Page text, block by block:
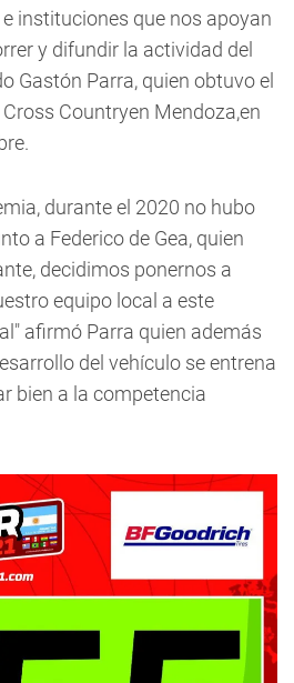
instituciones que nos apoyan
y difundir la actividad del
Gastón Parra, quien obtuvo el
Countryen Mendoza,en
durante el 2020 no hubo
a Federico de Gea, quien
decidimos ponernos a
equipo local a este
afirmó Parra quien además
del vehículo se entrena
bien a la competencia